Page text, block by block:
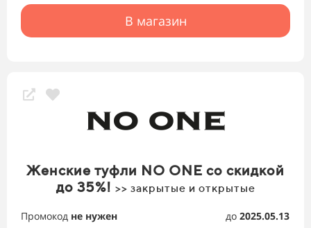
В магазин
Женские туфли NO ONE со скидкой
до 35%! >> закрытые и открытые
Промокод не нужен до 2025.05.13